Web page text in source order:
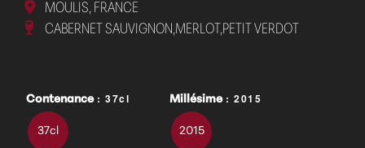
MOULIS, FRANCE
CABERNET SAUVIGNON,MERLOT,PETIT VERDOT
Contenance : 37cl
37cl
Millésime : 2015
2015